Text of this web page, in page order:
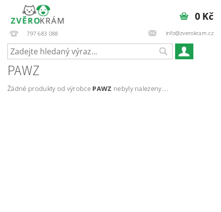
797 683 088 info@zverokram.cz
0 Kč
PAWZ
Žádné produkty od výrobce PAWZ nebyly nalezeny....